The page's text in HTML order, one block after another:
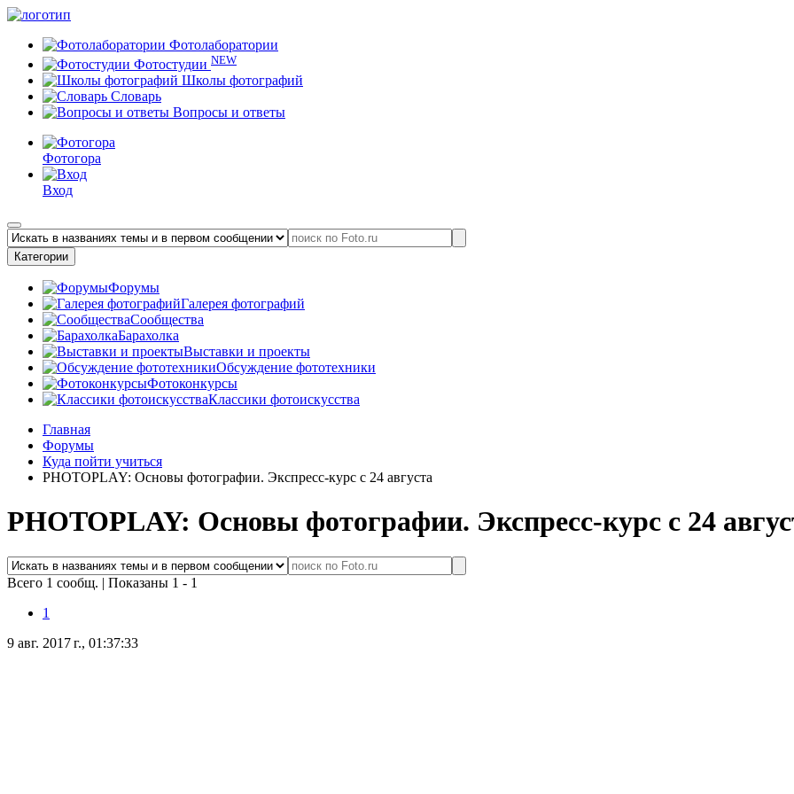
Фотолаборатории
Фотостудии NEW
Школы фотографий
Словарь
Вопросы и ответы
Фотогора
Вход
Категории
Форумы
Галерея фотографий
Сообщества
Барахолка
Выставки и проекты
Обсуждение фототехники
Фотоконкурсы
Классики фотоискусства
Главная
Форумы
Куда пойти учиться
PHOTOPLAY: Основы фотографии. Экспресс-курс с 24 августа
PHOTOPLAY: Основы фотографии. Экспресс-курс с 24
Всего 1 сообщ. | Показаны 1 - 1
1
9 авг. 2017 г., 01:37:33